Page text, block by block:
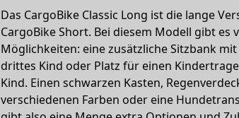
Das CargoBike Classic Long ist die lange
CargoBike Short. Bei diesem Modell gibt es
Möglichkeiten: eine zusätzliche Sitzbank
drittes Kind oder Platz für einen
Kind. Einen schwarzen Kasten,
verschiedenen Farben oder eine